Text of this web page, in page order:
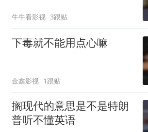
牛牛看影视 3跟贴
下毒就不能用点心嘛
金鑫影视 1跟贴
搁现代的意思是不是特朗
普听不懂英语